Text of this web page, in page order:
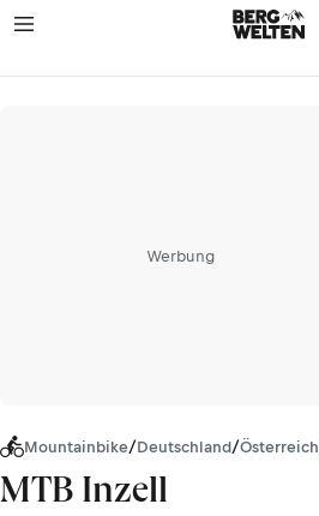
Werbung
Mountainbike/Deutschland/Österreich
MTB Inzell